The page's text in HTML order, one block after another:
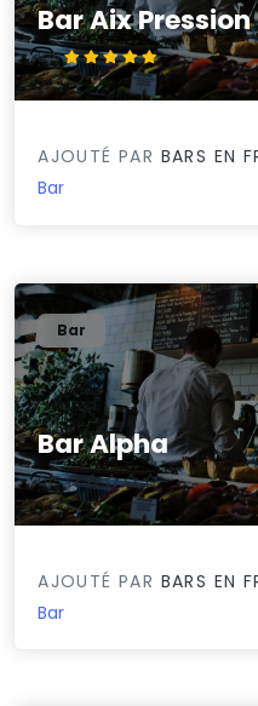
Bar Aix Pression
5/5
AJOUTÉ PAR BARS EN
Bar
Bar Alpha
0/5
Bar
AJOUTÉ PAR BARS EN
Bar